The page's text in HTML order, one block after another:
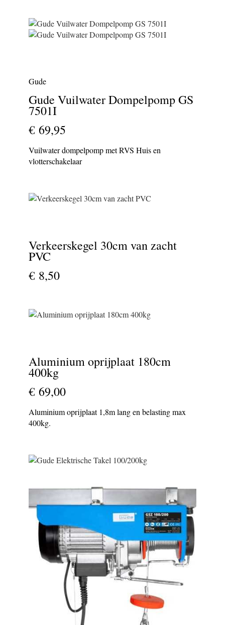
Gude
Gude Vuilwater Dompelpomp GS
7501I
€ 69,95
Vuilwater dompelpomp met RVS Huis en
vlotterschakelaar
Verkeerskegel 30cm van zacht
PVC
€ 8,50
Aluminium oprijplaat 180cm
400kg
€ 69,00
Aluminium oprijplaat 1,8m lang en belasting max
400kg.